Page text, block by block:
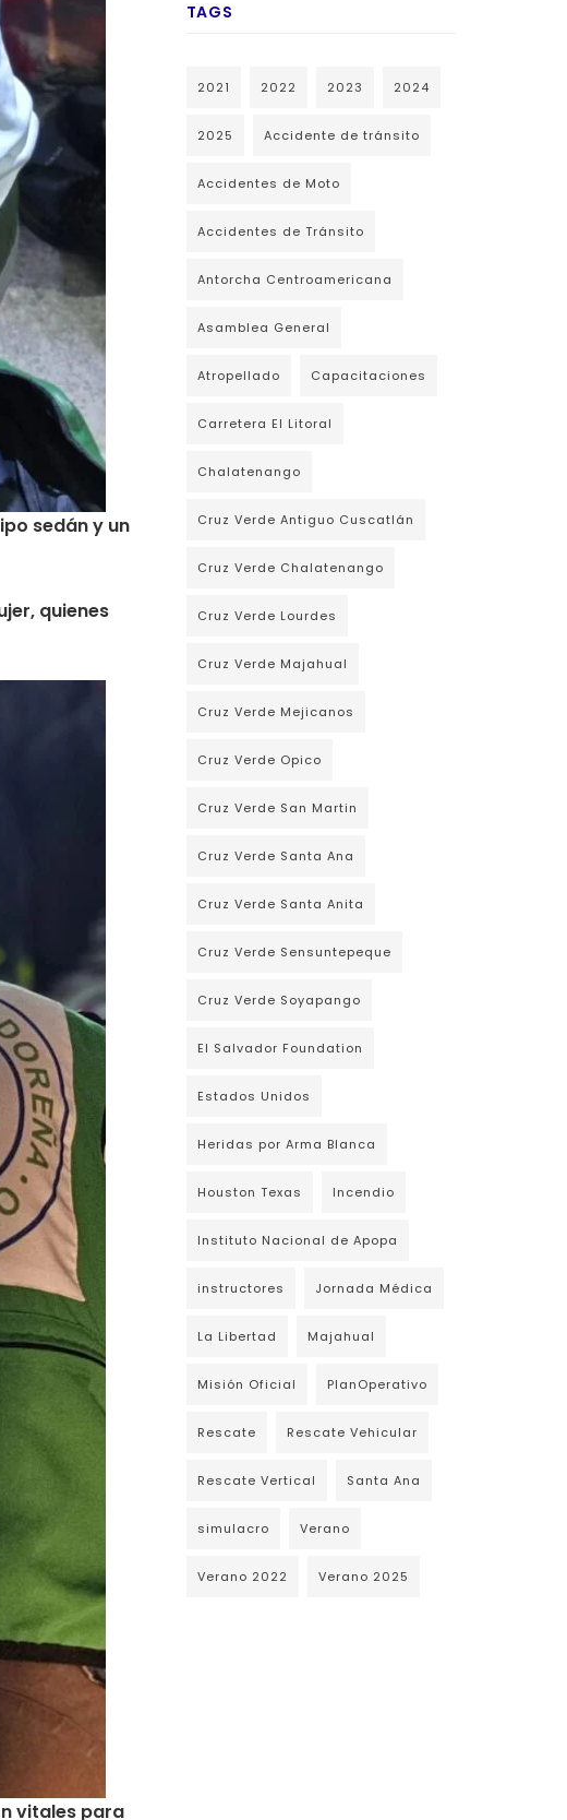
sedán y un
quienes
vitales para
TAGS
2021 2022 2023 2024
2025 Accidente de tránsito
Accidentes de Moto
Accidentes de Tránsito
Antorcha Centroamericana
Asamblea General
Atropellado Capacitaciones
Carretera El Litoral
Chalatenango
Cruz Verde Antiguo Cuscatlán
Cruz Verde Chalatenango
Cruz Verde Lourdes
Cruz Verde Majahual
Cruz Verde Mejicanos
Cruz Verde Opico
Cruz Verde San Martin
Cruz Verde Santa Ana
Cruz Verde Santa Anita
Cruz Verde Sensuntepeque
Cruz Verde Soyapango
El Salvador Foundation
Estados Unidos
Heridas por Arma Blanca
Houston Texas Incendio
Instituto Nacional de Apopa
instructores Jornada Médica
La Libertad Majahual
Misión Oficial PlanOperativo
Rescate Rescate Vehicular
Rescate Vertical Santa Ana
simulacro Verano
Verano 2022 Verano 2025